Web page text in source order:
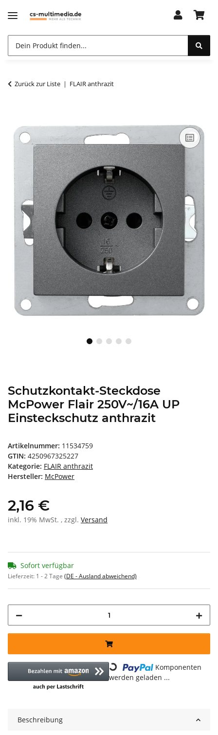
Zurück zur Liste FLAIR anthrazit
Schutzkontakt-Steckdose
McPower Flair 250V~/16A UP
Einsteckschutz anthrazit
Artikelnummer: 11534759
GTIN: 4250967325227
Kategorie: FLAIR anthrazit
Hersteller: McPower
2,16 €
inkl. 19% MwSt. , zzgl. Versand
Sofort verfügbar
Lieferzeit: 1 - 2 Tage (DE - Ausland abweichend)
Loading...
Komponenten
werden geladen ...
Beschreibung